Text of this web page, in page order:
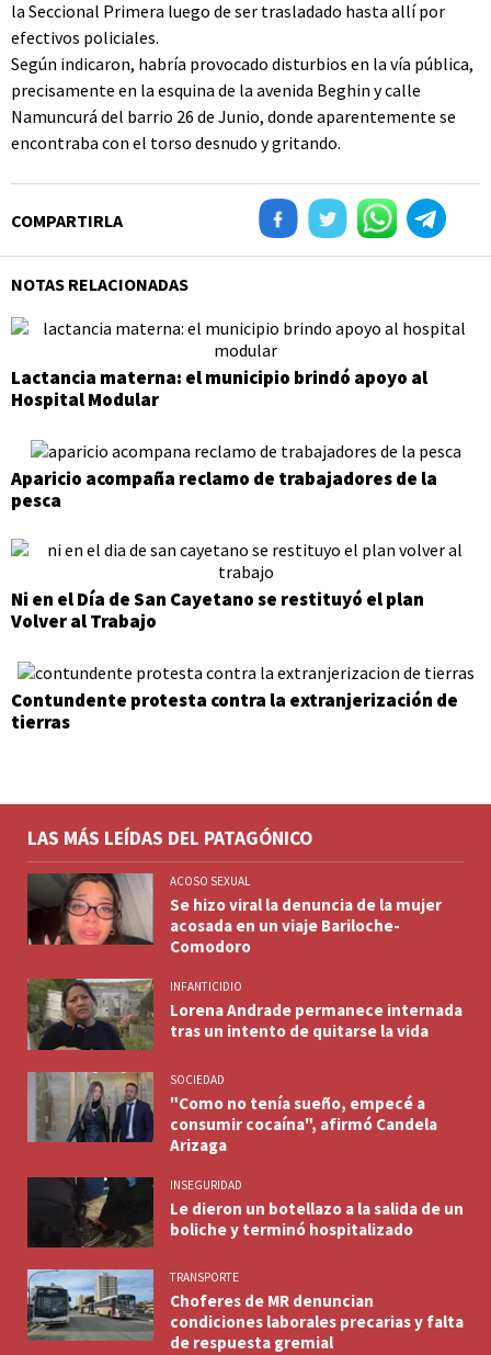
la Seccional Primera luego de ser trasladado hasta allí por
efectivos policiales.
Según indicaron, habría provocado disturbios en la vía pública,
precisamente en la esquina de la avenida Beghin y calle
Namuncurá del barrio 26 de Junio, donde aparentemente se
encontraba con el torso desnudo y gritando.
COMPARTIRLA
NOTAS RELACIONADAS
Lactancia materna: el municipio brindó apoyo al
Hospital Modular
Aparicio acompaña reclamo de trabajadores de la
pesca
Ni en el Día de San Cayetano se restituyó el plan
Volver al Trabajo
Contundente protesta contra la extranjerización de
tierras
LAS MÁS LEÍDAS DEL PATAGÓNICO
ACOSO SEXUAL
Se hizo viral la denuncia de la mujer
acosada en un viaje Bariloche-
Comodoro
INFANTICIDIO
Lorena Andrade permanece internada
tras un intento de quitarse la vida
SOCIEDAD
"Como no tenía sueño, empecé a
consumir cocaína", afirmó Candela
Arizaga
INSEGURIDAD
Le dieron un botellazo a la salida de un
boliche y terminó hospitalizado
TRANSPORTE
Choferes de MR denuncian
condiciones laborales precarias y falta
de respuesta gremial